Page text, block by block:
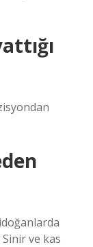
ve kas